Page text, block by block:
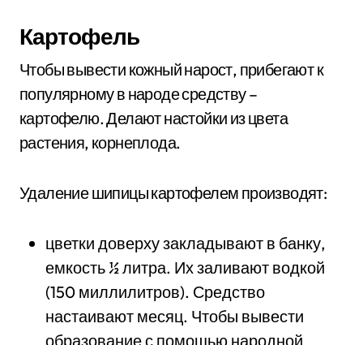
Картофель
Чтобы вывести кожный нарост, прибегают к
популярному в народе средству –
картофелю. Делают настойки из цвета
растения, корнеплода.
Удаление шипицы картофелем производят:
цветки доверху закладывают в банку,
емкость ½ литра. Их заливают водкой
(150 миллилитров). Средство
настаивают месяц. Чтобы вывести
образование с помощью народной